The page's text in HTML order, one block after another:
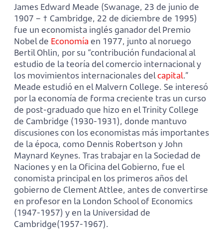
James Edward Meade (Swanage, 23 de junio de
1907 – † Cambridge, 22 de diciembre de 1995)
fue un economista inglés ganador del Premio
Nobel de Economía en 1977, junto al noruego
Bertil Ohlin, por su “contribución fundacional al
estudio de la teoría del comercio internacional y
los movimientos internacionales delcapital.”
Meade estudió en el Malvern College. Se interesó
por la economía de forma creciente tras un curso
de post-graduado que hizo en el Trinity College
de Cambridge (1930-1931), donde mantuvo
discusiones con los economistas más importantes
de la época, como Dennis Robertson y John
Maynard Keynes. Tras trabajar en la Sociedad de
Naciones y en la Oficina del Gobierno, fue el
conomista principal en los primeros años del
gobierno de Clement Attlee, antes de convertirse
en profesor en la London School of Economics
(1947-1957) y en la Universidad de
Cambridge(1957-1967).